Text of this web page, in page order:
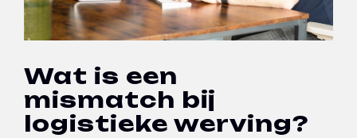
Wat is een
mismatch bij
logistieke werving?